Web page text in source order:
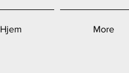
Hjem More